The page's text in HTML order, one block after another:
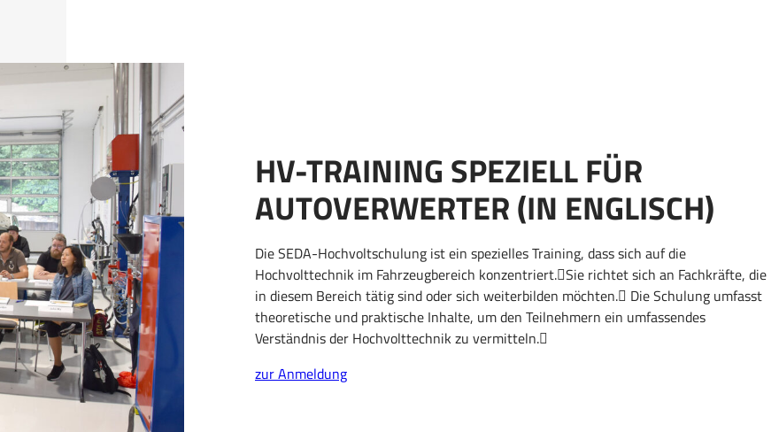
HV-TRAINING SPEZIELL FÜR
AUTOVERWERTER (IN ENGLISCH)
Die SEDA-Hochvoltschulung ist ein spezielles Training, dass sich auf die
Hochvolttechnik im Fahrzeugbereich konzentriert.Sie richtet sich an Fachkräfte, die
in diesem Bereich tätig sind oder sich weiterbilden möchten. Die Schulung umfasst
theoretische und praktische Inhalte, um den Teilnehmern ein umfassendes
Verständnis der Hochvolttechnik zu vermitteln.
zur Anmeldung